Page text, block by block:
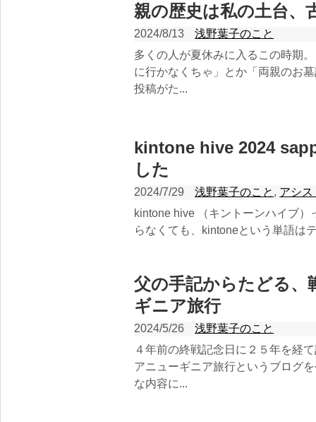
親の歴史は私の土台、
2024/8/13
浅野葉子のこと
多くの人が夏休みに入るこの時期
に行かなくちゃ」とか「両親のお
投稿がた...
kintone hive 2024
した
2024/7/29 浅野葉子のこと , アシ
kintone hive （キントーンハイブ
らなくても、kintoneという単語は
父の手記からたどる、
ギニア旅行
2024/5/26
浅野葉子のこと
４年前の終戦記念日に２５年を経
アニューギニア旅行というブログ
な内容に...